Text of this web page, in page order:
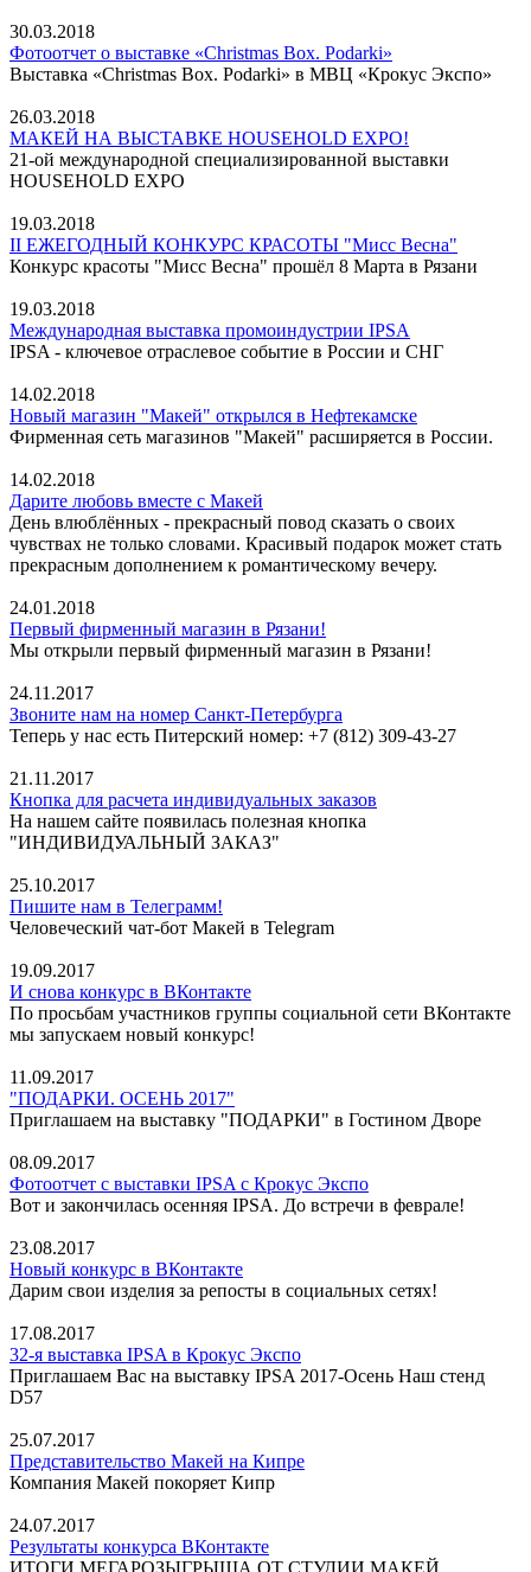
30.03.2018
Фотоотчет о выставке «Christmas Box. Podarki»
Выставка «Christmas Box. Podarki» в МВЦ «Крокус Экспо»
26.03.2018
МАКЕЙ НА ВЫСТАВКЕ HOUSEHOLD EXPO!
21-ой международной специализированной выставки
HOUSEHOLD EXPO
19.03.2018
II ЕЖЕГОДНЫЙ КОНКУРС КРАСОТЫ "Мисс Весна"
Конкурс красоты "Мисс Весна" прошёл 8 Марта в Рязани
19.03.2018
Международная выставка промоиндустрии IPSA
IPSA - ключевое отраслевое событие в России и СНГ
14.02.2018
Новый магазин "Макей" открылся в Нефтекамске
Фирменная сеть магазинов "Макей" расширяется в России.
14.02.2018
Дарите любовь вместе с Макей
День влюблённых - прекрасный повод сказать о своих
чувствах не только словами. Красивый подарок может стать
прекрасным дополнением к романтическому вечеру.
24.01.2018
Первый фирменный магазин в Рязани!
Мы открыли первый фирменный магазин в Рязани!
24.11.2017
Звоните нам на номер Санкт-Петербурга
Теперь у нас есть Питерский номер: +7 (812) 309-43-27
21.11.2017
Кнопка для расчета индивидуальных заказов
На нашем сайте появилась полезная кнопка
"ИНДИВИДУАЛЬНЫЙ ЗАКАЗ"
25.10.2017
Пишите нам в Телеграмм!
Человеческий чат-бот Макей в Telegram
19.09.2017
И снова конкурс в ВКонтакте
По просьбам участников группы социальной сети ВКонтакте
мы запускаем новый конкурс!
11.09.2017
"ПОДАРКИ. ОСЕНЬ 2017"
Приглашаем на выставку "ПОДАРКИ" в Гостином Дворе
08.09.2017
Фотоотчет с выставки IPSA с Крокус Экспо
Вот и закончилась осенняя IPSA. До встречи в феврале!
23.08.2017
Новый конкурс в ВКонтакте
Дарим свои изделия за репосты в социальных сетях!
17.08.2017
32-я выставка IPSA в Крокус Экспо
Приглашаем Вас на выставку IPSA 2017-Осень Наш стенд
D57
25.07.2017
Представительство Макей на Кипре
Компания Макей покоряет Кипр
24.07.2017
Результаты конкурса ВКонтакте
ИТОГИ МЕГАРОЗЫГРЫША ОТ СТУДИИ МАКЕЙ